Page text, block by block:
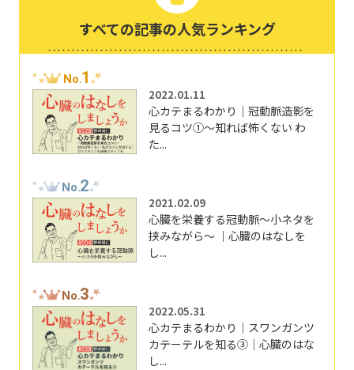
すべての記事の人気ランキング
No.1
2022.01.11
心カテまるわかり｜冠動脈造影を
見るコツ①～知れば怖くない わ
た...
No.2
2021.02.09
心臓を栄養する冠動脈～小ネタを
挟みながら～ ｜心臓のはなしを
し...
No.3
2022.05.31
心カテまるわかり｜スワンガンツ
カテーテルを知る③｜心臓のはな
し...